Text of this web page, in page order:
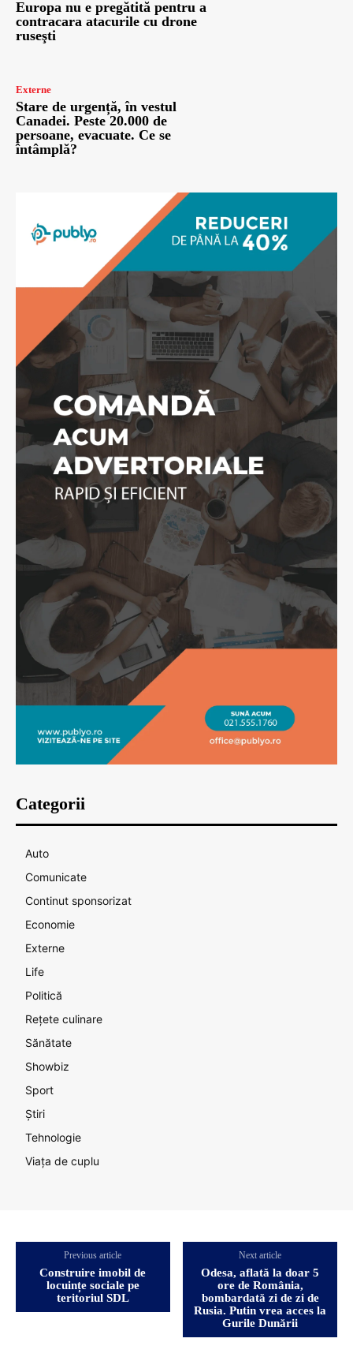
Europa nu e pregătită pentru a
contracara atacurile cu drone
ruseşti
Externe
Stare de urgență, în vestul
Canadei. Peste 20.000 de
persoane, evacuate. Ce se
întâmplă?
Categorii
Auto
Comunicate
Continut sponsorizat
Economie
Externe
Life
Politică
Rețete culinare
Sănătate
Showbiz
Sport
Știri
Tehnologie
Viața de cuplu
Previous article
Construire imobil de
locuințe sociale pe
teritoriul SDL
Next article
Odesa, aflată la doar 5
ore de România,
bombardată zi de zi de
Rusia. Putin vrea acces la
Gurile Dunării